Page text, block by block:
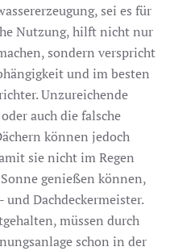
sei es für
Nutzung, hilft nicht nur
sondern verspricht
und im besten
Unzureichende
auch die falsche
können jedoch
sie nicht im Regen
genießen können,
Dachdeckermeister.
müssen durch
schon in der